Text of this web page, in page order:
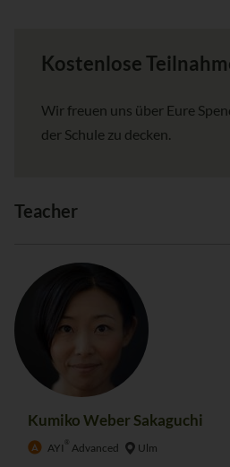
Kostenlose
Wir freuen uns über Eure
der Schule zu decken.
Teacher
Kumiko Weber Sakaguchi
AYI ® Advanced Ulm